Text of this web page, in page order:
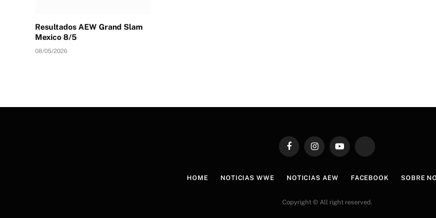
Resultados AEW Grand Slam
Mexico 8/5
08/05/2026
FacebookInstagramYouTube TikTok
HOME NOTICIAS WWE NOTICIAS AEW FACEBOOK SOBRE
Copyright © All right reserved.